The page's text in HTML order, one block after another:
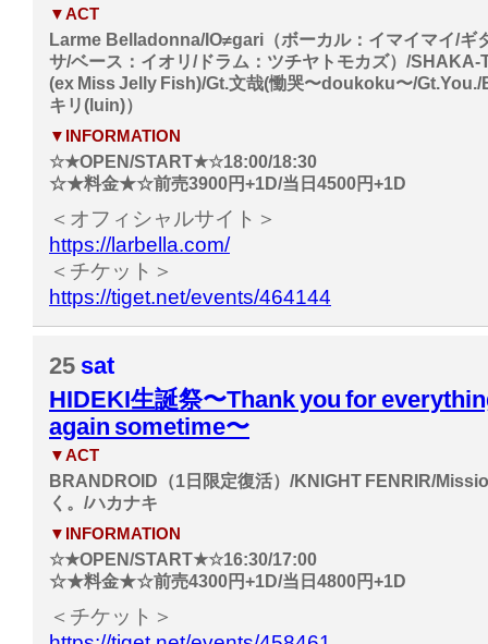
▼ACT
Larme Belladonna/IO≠gari（ボーカル：イマイマイ/ギ
サ/ベース：イオリ/ドラム：ツチヤトモカズ）/SHAKA-
(ex Miss Jelly Fish)/Gt.文哉(慟哭〜doukoku〜/Gt.You./
キリ(luin)）
▼INFORMATION
☆★OPEN/START★☆18:00/18:30
☆★料金★☆前売3900円+1D/当日4500円+1D
＜オフィシャルサイト＞
https://larbella.com/
＜チケット＞
https://tiget.net/events/464144
25 sat
HIDEKI生誕祭〜Thank you for
again sometime〜
▼ACT
BRANDROID（1日限定復活）/KNIGHT FENRIR/
く。/ハカナキ
▼INFORMATION
☆★OPEN/START★☆16:30/17:00
☆★料金★☆前売4300円+1D/当日4800円+1D
＜チケット＞